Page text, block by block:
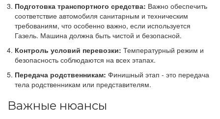
Подготовка транспортного средства: Важно обеспечить
соответствие автомобиля санитарным и техническим
требованиям, что особенно важно, если используется
Газель. Машина должна быть чистой и безопасной.
Контроль условий перевозки: Температурный режим и
безопасность соблюдаются на всех этапах.
Передача родственникам: Финишный этап - это передача
тела родственникам или представителям.
Важные нюансы